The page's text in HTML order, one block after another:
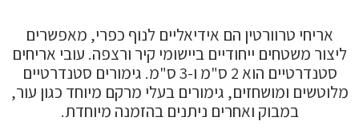
אריחי טרוורטין הם אידיאליים לנוף כפרי, מאפשרים
ליצור משטחים ייחודיים ביישומי קיר ורצפה. עובי אריחים
סטנדרטיים הוא 2 ס"מ ו-3 ס"מ. גימורים סטנדרטיים
מלוטשים ומושחזים, גימורים בעלי מרקם מיוחד כגון עור,
במבוק ואחרים ניתנים בהזמנה מיוחדת.